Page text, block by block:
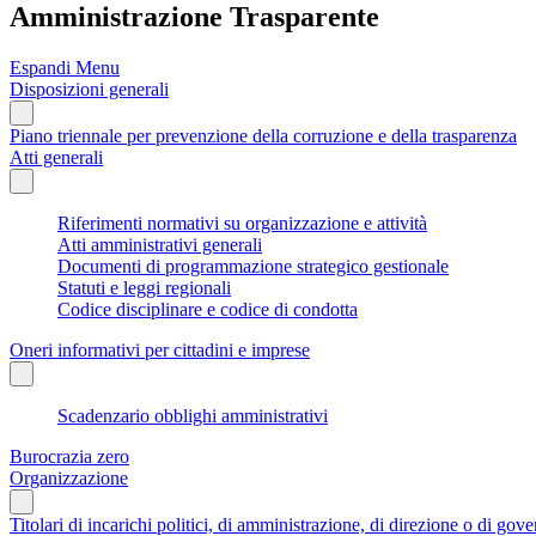
Amministrazione Trasparente
Espandi Menu
Disposizioni generali
Piano triennale per prevenzione della corruzione e della trasparenza
Atti generali
Riferimenti normativi su organizzazione e attività
Atti amministrativi generali
Documenti di programmazione strategico gestionale
Statuti e leggi regionali
Codice disciplinare e codice di condotta
Oneri informativi per cittadini e imprese
Scadenzario obblighi amministrativi
Burocrazia zero
Organizzazione
Titolari di incarichi politici, di amministrazione, di direzione o di